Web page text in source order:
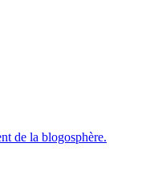
de la blogosphère.